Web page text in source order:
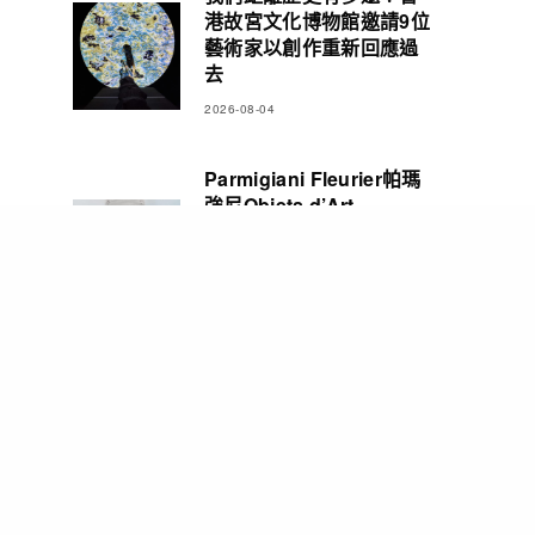
港故宮文化博物館邀請9位
藝術家以創作重新回應過
去
2026-08-04
Parmigiani Fleurier帕瑪
強尼Objets d’Art